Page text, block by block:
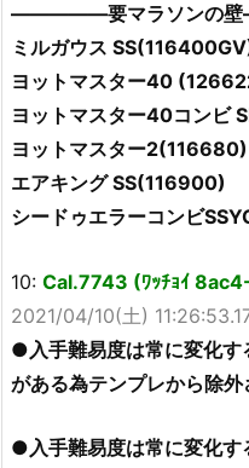
―――――要マラソンの
ミルガウス
ヨットマスター40
ヨットマスター40コンビ
ヨットマスター2(116680)
エアキング SS(116900)
シードゥエラーコンビ
10: Cal.7743 (ﾜｯﾁｮｲ
2021/04/10(土)
●入手難易度は常に変化す
がある為テンプレから除
●入手難易度は常に変化す